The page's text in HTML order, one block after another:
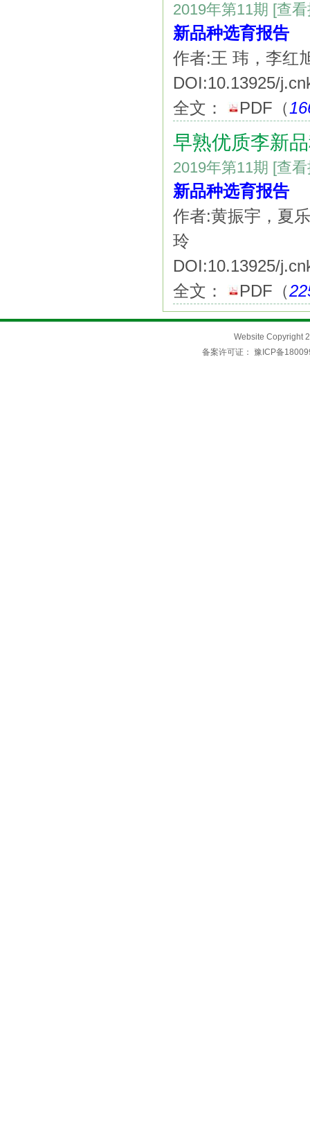
2019年第11期 [查
新品种选育报告
作者:王 玮，李红
DOI:10.13925/
全文：
PDF （
早熟优质李新品
2019年第11期 [查
新品种选育报告
作者:黄振宇，夏
玲
DOI:10.13925/
全文：
PDF （
Website Copyright
备案许可证： 豫ICP备